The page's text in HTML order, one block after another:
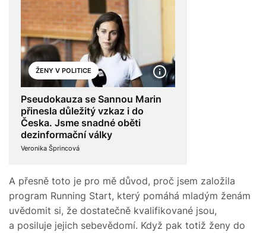
ŽENY V POLITICE
Pseudokauza se Sannou Marin
přinesla důležitý vzkaz i do
Česka. Jsme snadné oběti
dezinformační války
Veronika Šprincová
A přesně toto je pro mě důvod, proč jsem založila
program Running Start, který pomáhá mladým ženám
uvědomit si, že dostatečně kvalifikované jsou,
a posiluje jejich sebevědomí. Když pak totiž ženy do